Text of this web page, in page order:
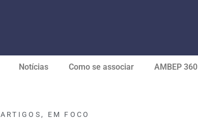
Notícias Como se associar AMBEP 360
ARTIGOS , EM FOCO